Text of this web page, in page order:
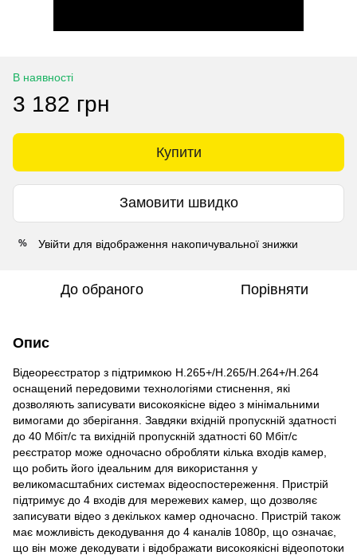
В наявності
3 182 грн
Купити
Замовити швидко
% Увійти для відображення накопичувальної знижки
До обраного Порівняти
Опис
Відеореєстратор з підтримкою H.265+/H.265/H.264+/H.264
оснащений передовими технологіями стиснення, які
дозволяють записувати високоякісне відео з мінімальними
вимогами до зберігання. Завдяки вхідній пропускній здатності
до 40 Мбіт/с та вихідній пропускній здатності 60 Мбіт/с
реєстратор може одночасно обробляти кілька входів камер,
що робить його ідеальним для використання у
великомасштабних системах відеоспостереження. Пристрій
підтримує до 4 входів для мережевих камер, що дозволяє
записувати відео з декількох камер одночасно. Пристрій також
має можливість декодування до 4 каналів 1080p, що означає,
що він може декодувати і відображати високоякісні відеопотоки